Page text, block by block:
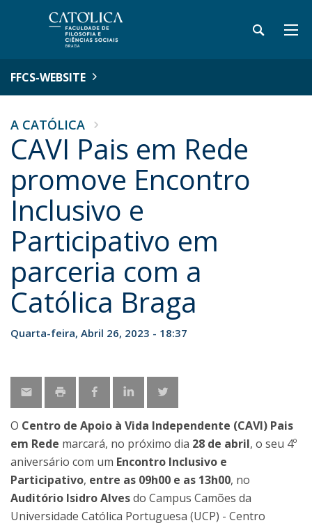
FFCS-WEBSITE
A CATÓLICA
CAVI Pais em Rede
promove Encontro
Inclusivo e
Participativo em
parceria com a
Católica Braga
Quarta-feira, Abril 26, 2023 - 18:37
O Centro de Apoio à Vida Independente (CAVI) Pais
em Rede marcará, no próximo dia 28 de abril, o seu 4º
aniversário com um Encontro Inclusivo e
Participativo, entre as 09h00 e as 13h00, no
Auditório Isidro Alvesdo Campus Camões da
Universidade Católica Portuguesa (UCP) - Centro